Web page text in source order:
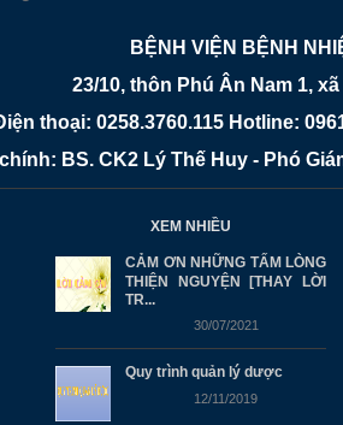
BỆNH VIỆN BỆNH
23/10, thôn Phú Ân Nam 1,
thoại: 0258.3760.115 Hotline:
BS. CK2 Lý Thế Huy - Phó
XEM NHIỀU
CẢM ƠN NHỮNG TẤM LÒNG
THIỆN NGUYỆN [THAY LỜI
TR...
30/07/2021
Quy trình quản lý dược
12/11/2019